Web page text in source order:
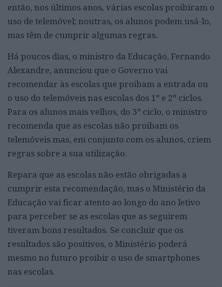
então, nos últimos anos, várias escolas proibiram o
uso de telemóvel; noutras, os alunos podem usá-lo,
mas têm de cumprir algumas regras.
Há poucos dias, o ministro da Educação, Fernando
Alexandre, anunciou que o Governo vai
recomendar às escolas que proibam a entrada ou
o uso do telemóveis nas escolas dos 1º e 2º ciclos.
Para os alunos mais velhos, do 3º ciclo, o ministro
recomenda que as escolas não proibam os
telemóveis mas, em conjunto com os alunos, criem
regras sobre a sua utilização.
Repara que as escolas não estão obrigadas a
cumprir esta recomendação, mas o Ministério da
Educação vai ficar atento ao longo do ano letivo
para perceber se as escolas que as seguirem
tiveram bons resultados. Se concluir que os
resultados são positivos, o Ministério poderá
mesmo no futuro proibir o uso de smartphones
nas escolas.